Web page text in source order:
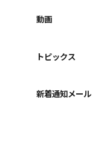
動画
トピックス
新着通知メール